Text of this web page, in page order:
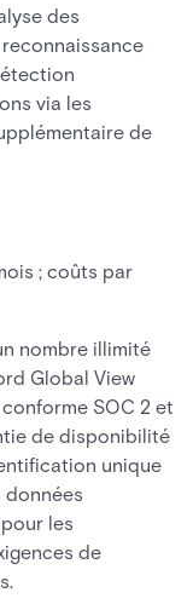
des
via les
de
; coûts par
nombre illimité
Global View
SOC 2 et
de disponibilité
unique
les
de